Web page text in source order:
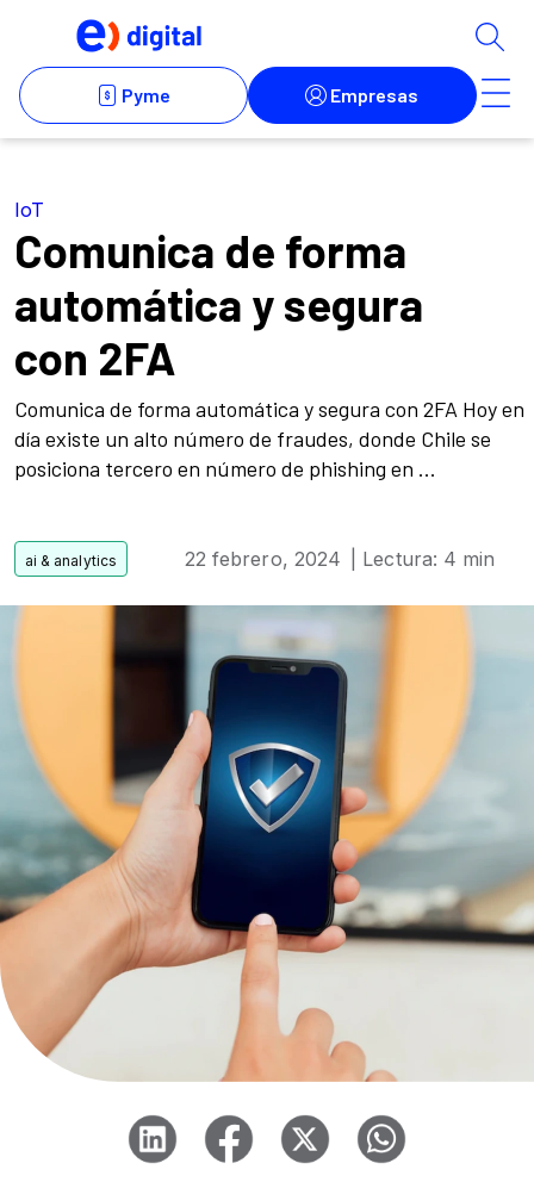
IoT
Comunica de forma
automática y segura
con 2FA
Comunica de forma automática y segura con 2FA Hoy en
día existe un alto número de fraudes, donde Chile se
posiciona tercero en número de phishing en ...
22 febrero, 2024 | Lectura: 4 min